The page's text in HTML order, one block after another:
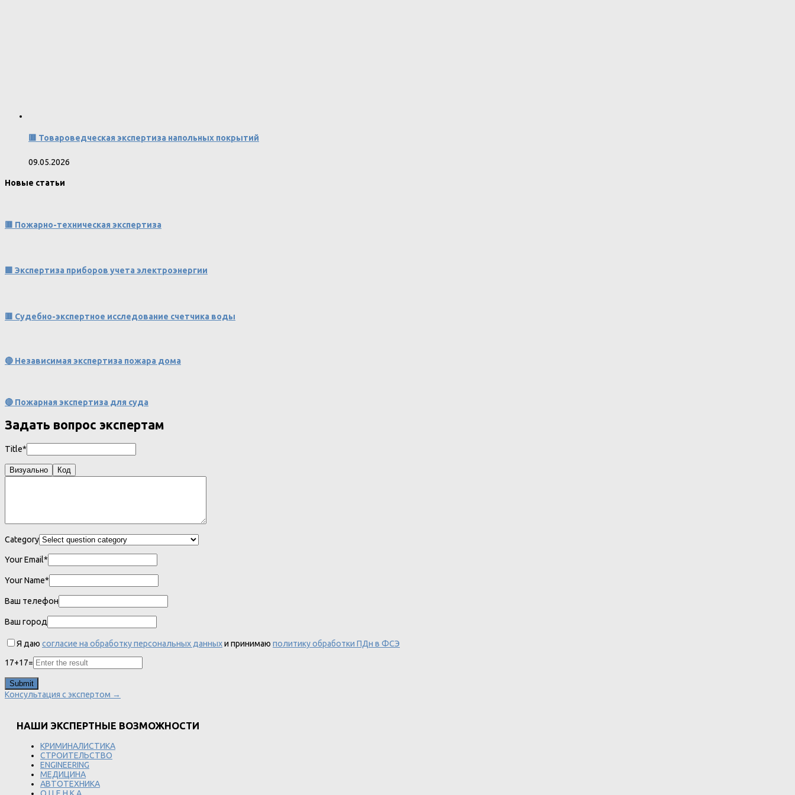
🟥 Товароведческая экспертиза напольных покрытий
09.05.2026
Новые статьи
🟥 Пожарно-техническая экспертиза
🟩 Экспертиза приборов учета электроэнергии
🟥 Судебно-экспертное исследование счетчика воды
🔴 Независимая экспертиза пожара дома
🔴 Пожарная экспертиза для суда
Задать вопрос экспертам
Title*
Визуально Код
Category
Your Email*
Your Name*
Ваш телефон
Ваш город
Я даю согласие на обработку персональных данныхи принимаю политику обработки ПДн в ФСЭ
17+17=
Консультация с экспертом →
НАШИ ЭКСПЕРТНЫЕ ВОЗМОЖНОСТИ
КРИМИНАЛИСТИКА
СТРОИТЕЛЬСТВО
ENGINEERING
МЕДИЦИНА
АВТОТЕХНИКА
О Ц Е Н К А